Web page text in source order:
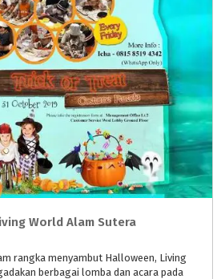
World Alam Sutera
rangka menyambut Halloween, Living
berbagai lomba dan acara pada